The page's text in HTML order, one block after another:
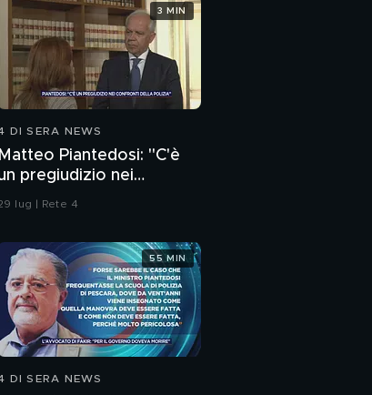
DI SERA NEWS
Matteo Piantedosi: "C'è
pregiudizio nei
confronti della polizia"
lug | Rete 4
3 MIN
DI SERA NEWS
55 MIN